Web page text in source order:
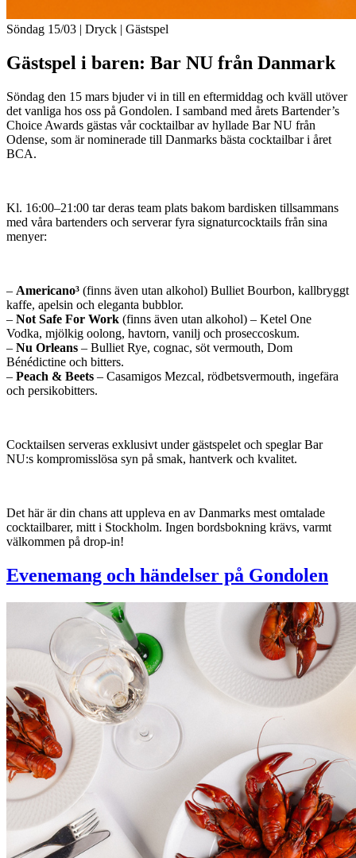
Söndag 15/03 | Dryck | Gästspel
Gästspel i baren: Bar NU från Danmark
Söndag den 15 mars bjuder vi in till en eftermiddag och kväll utöver
det vanliga hos oss på Gondolen. I samband med årets Bartender’s
Choice Awards gästas vår cocktailbar av hyllade Bar NU från
Odense, som är nominerade till Danmarks bästa cocktailbar i året
BCA.
Kl. 16:00–21:00 tar deras team plats bakom bardisken tillsammans
med våra bartenders och serverar fyra signaturcocktails från sina
menyer:
– Americano³ (finns även utan alkohol) Bulliet Bourbon, kallbryggt
kaffe, apelsin och eleganta bubblor.
– Not Safe For Work (finns även utan alkohol) – Ketel One
Vodka, mjölkig oolong, havtorn, vanilj och proseccoskum.
– Nu Orleans – Bulliet Rye, cognac, söt vermouth, Dom
Bénédictine och bitters.
– Peach & Beets – Casamigos Mezcal, rödbetsvermouth, ingefära
och persikobitters.
Cocktailsen serveras exklusivt under gästspelet och speglar Bar
NU:s kompromisslösa syn på smak, hantverk och kvalitet.
Det här är din chans att uppleva en av Danmarks mest omtalade
cocktailbarer, mitt i Stockholm. Ingen bordsbokning krävs, varmt
välkommen på drop-in!
Evenemang och händelser på Gondolen